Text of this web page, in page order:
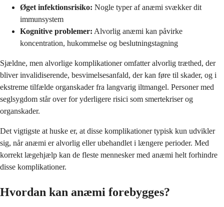
Øget infektionsrisiko: Nogle typer af anæmi svækker dit
immunsystem
Kognitive problemer: Alvorlig anæmi kan påvirke
koncentration, hukommelse og beslutningstagning
Sjældne, men alvorlige komplikationer omfatter alvorlig træthed, der
bliver invalidiserende, besvimelsesanfald, der kan føre til skader, og i
ekstreme tilfælde organskader fra langvarig iltmangel. Personer med
seglsygdom står over for yderligere risici som smertekriser og
organskader.
Det vigtigste at huske er, at disse komplikationer typisk kun udvikler
sig, når anæmi er alvorlig eller ubehandlet i længere perioder. Med
korrekt lægehjælp kan de fleste mennesker med anæmi helt forhindre
disse komplikationer.
Hvordan kan anæmi forebygges?